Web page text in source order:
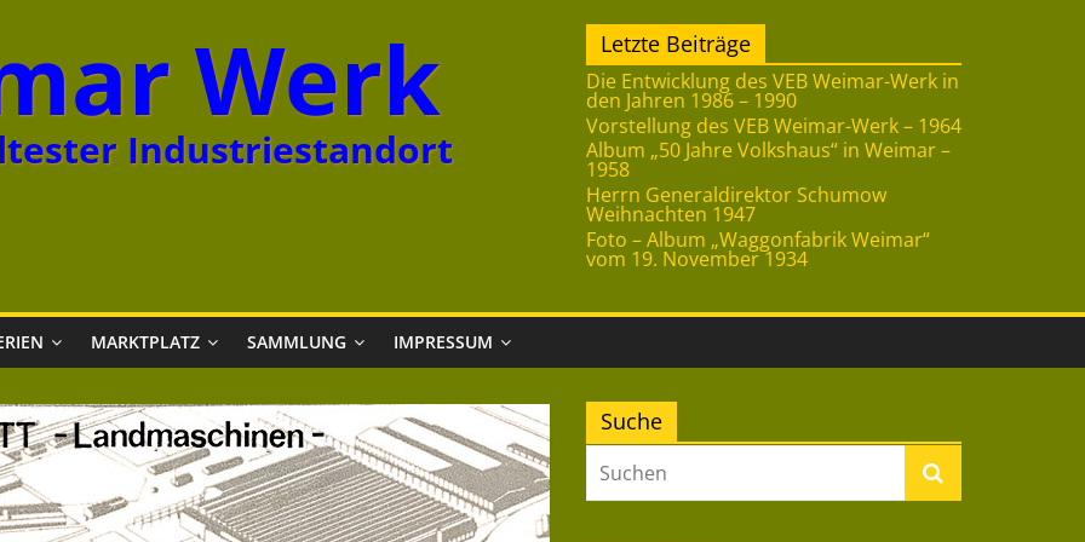
Werk
Industriestandort
Letzte Beiträge
Die Entwicklung des VEB Weimar-Werk in
den Jahren 1986 – 1990
Vorstellung des VEB Weimar-Werk – 1964
Album „50 Jahre Volkshaus“ in Weimar –
1958
Herrn Generaldirektor Schumow
Weihnachten 1947
Foto – Album „Waggonfabrik Weimar“
vom 19. November 1934
MARKTPLATZ SAMMLUNG IMPRESSUM
Suche